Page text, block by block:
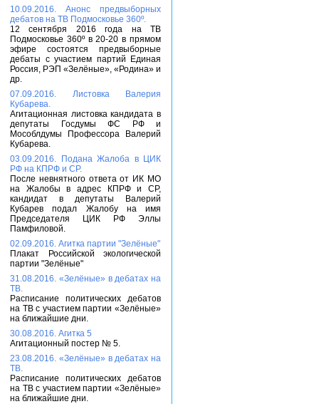
10.09.2016. Анонс предвыборных
дебатов на ТВ Подмосковье 360º.
12 сентября 2016 года на ТВ
Подмосковье 360º в 20-20 в прямом
эфире состоятся предвыборные
дебаты с участием партий Единая
Россия, РЭП «Зелёные», «Родина» и
др.
07.09.2016. Листовка Валерия
Кубарева.
Агитационная листовка кандидата в
депутаты Госдумы ФС РФ и
Мособлдумы Профессора Валерий
Кубарева.
03.09.2016. Подана Жалоба в ЦИК
РФ на КПРФ и СР.
После невнятного ответа от ИК МО
на Жалобы в адрес КПРФ и СР,
кандидат в депутаты Валерий
Кубарев подал Жалобу на имя
Председателя ЦИК РФ Эллы
Памфиловой.
02.09.2016. Агитка партии "Зелёные"
Плакат Российской экологической
партии "Зелёные"
31.08.2016. «Зелёные» в дебатах на
ТВ.
Расписание политических дебатов
на ТВ с участием партии «Зелёные»
на ближайшие дни.
30.08.2016. Агитка 5
Агитационный постер № 5.
23.08.2016. «Зелёные» в дебатах на
ТВ.
Расписание политических дебатов
на ТВ с участием партии «Зелёные»
на ближайшие дни.